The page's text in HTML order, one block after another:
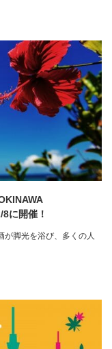
に開催！
脚光を浴び、多くの人